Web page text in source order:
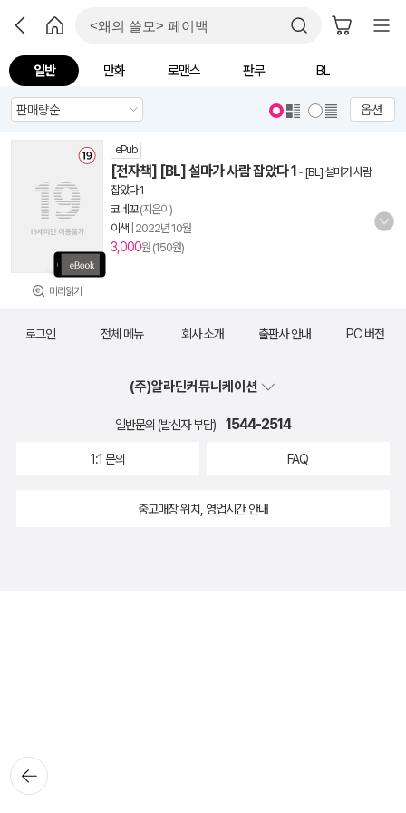
일반 만화 로맨스 판무 BL
옵션
미리읽기
ePub
[전자책] [BL] 설마가 사람 잡았다 1 - [BL] 설마가 사람
잡았다 1
코네꼬(지은이)
이색 2022년 10월
3,000원 (150원)
뒤로가
기
로그인 전체 메뉴 회사 소개 출판사 안내 PC 버전
(주)알라딘커뮤니케이션
일반문의 (발신자 부담) 1544-2514
1:1 문의 FAQ
중고매장 위치, 영업시간 안내